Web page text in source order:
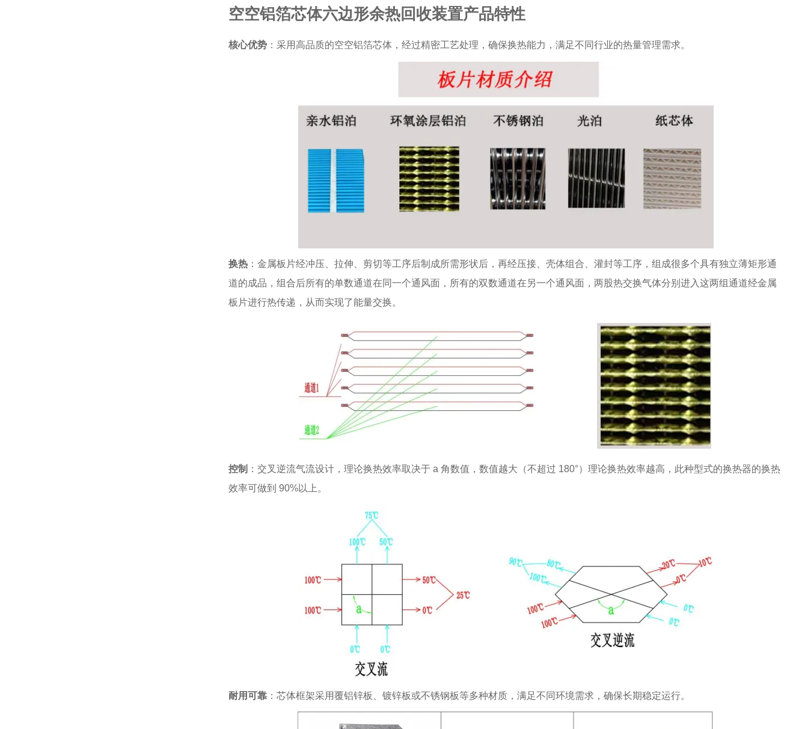
空空铝箔芯体六边形余热回收装置产品特性
核心优势 ：采用高品质的空空铝箔芯体，经过精密工艺处理，确保换热能力，满足不同行业的热量管理需求。
换热 ：金属板片经冲压、拉伸、剪切等工序后制成所需形状后，再经压接、壳体组合、灌封等工序，组成很多个具有独立薄矩形通
道的成品，组合后所有的单数通道在同一个通风面，所有的双数通道在另一个通风面，两股热交换气体分别进入这两组通道经金属
板片进行热传递，从而实现了能量交换。
控制 ：交叉逆流气流设计，理论换热效率取决于 a 角数值，数值越大（不超过 180°）理论换热效率越高，此种型式的换热器的换热
效率可做到 90%以上。
耐用可靠 ：芯体框架采用覆铝锌板、镀锌板或不锈钢板等多种材质，满足不同环境需求，确保长期稳定运行。